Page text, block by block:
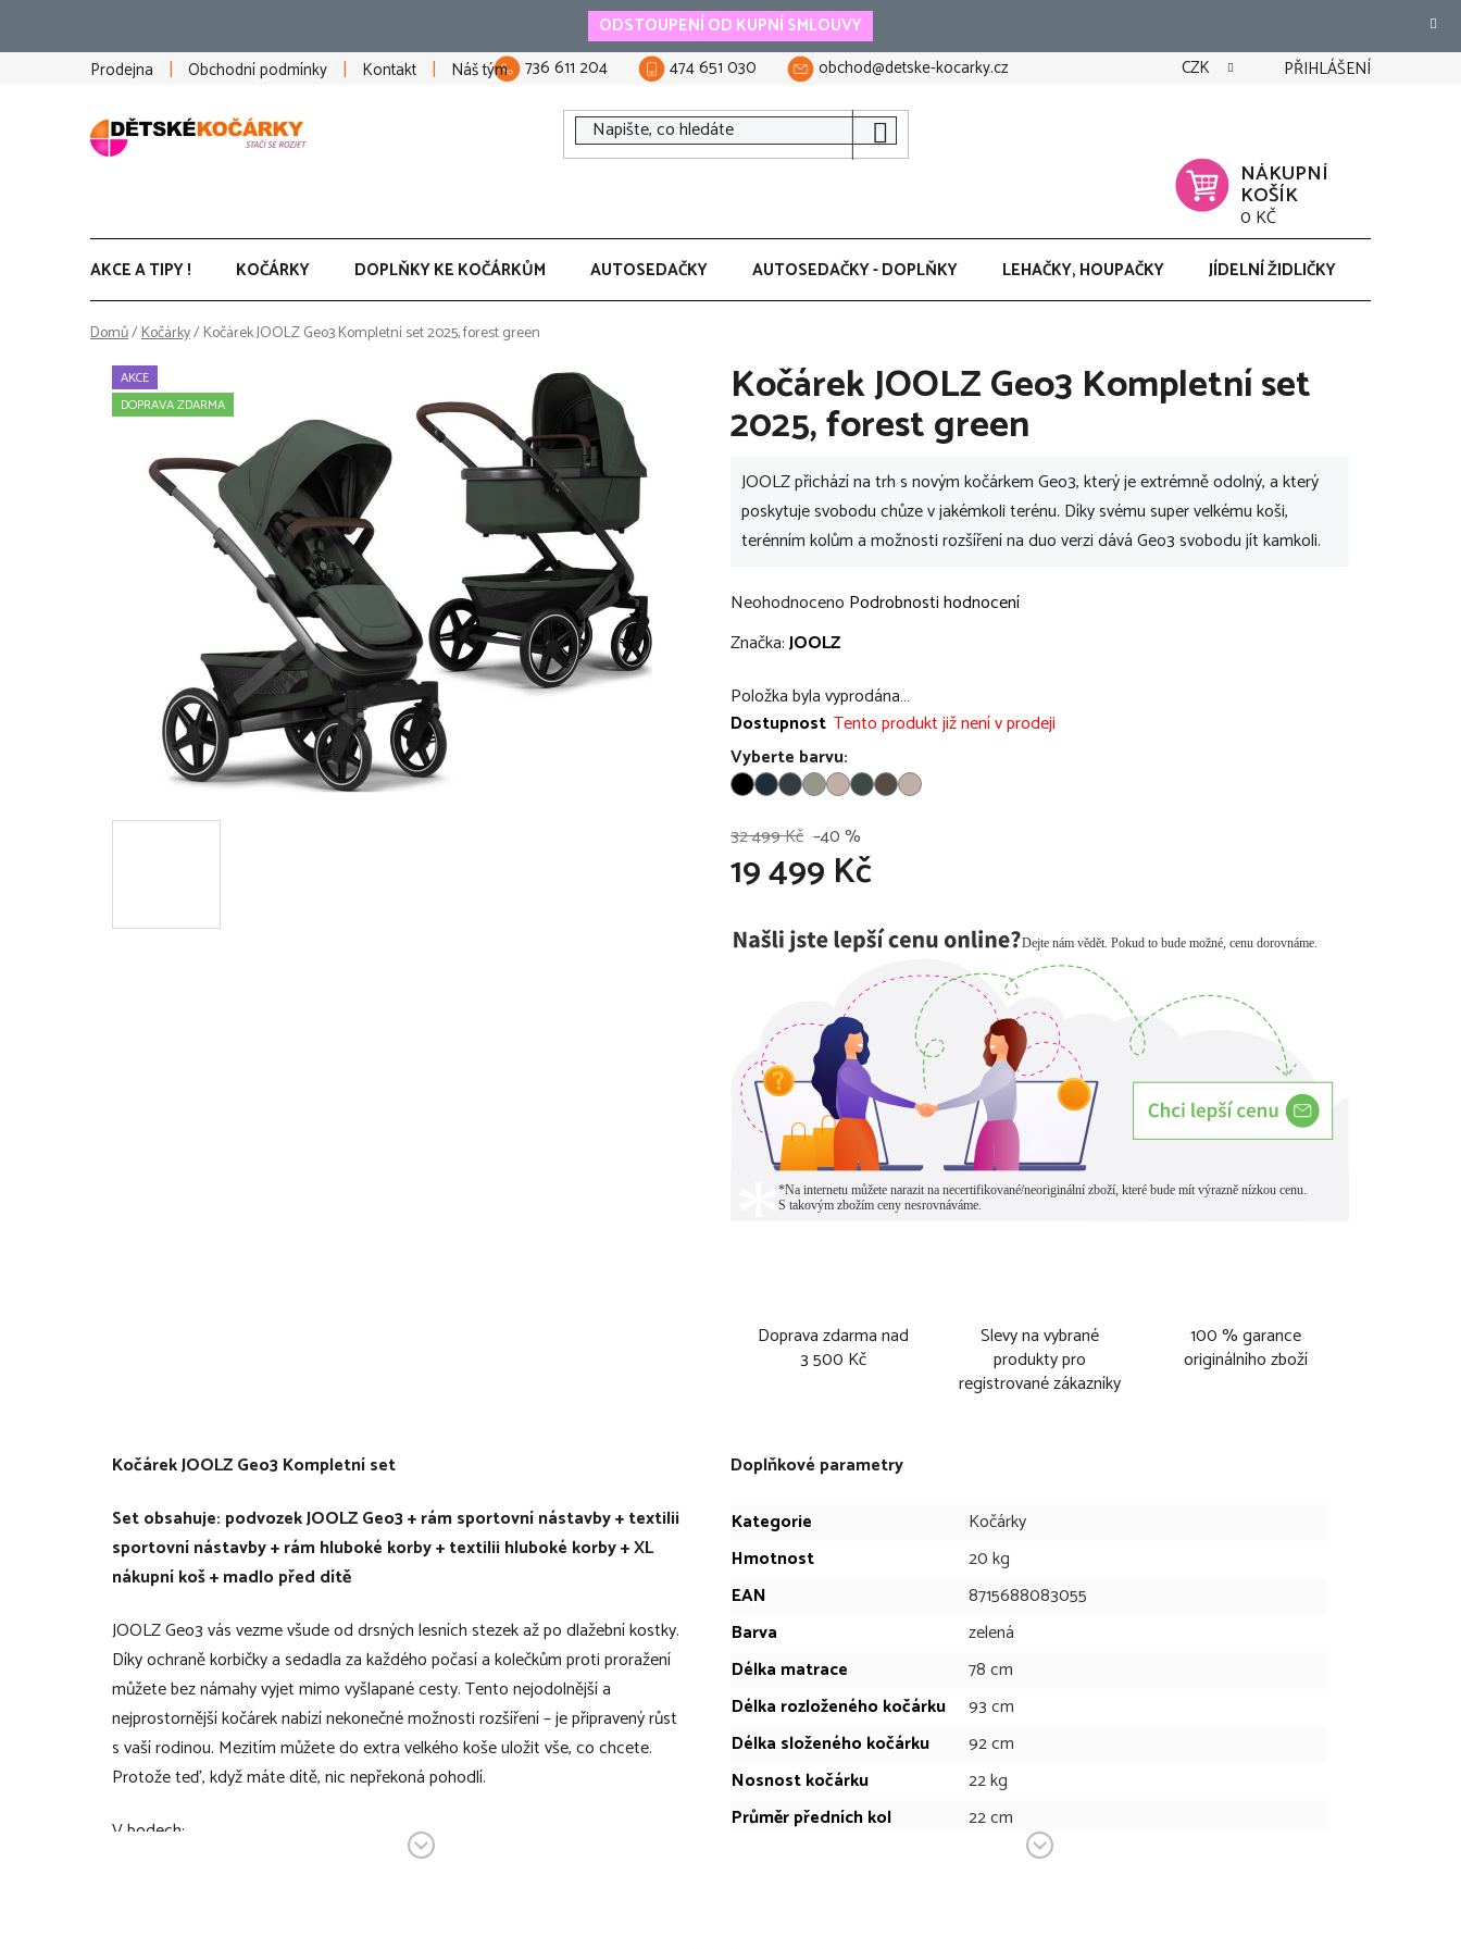
obsah
ODSTOUPENÍ OD KUPNÍ SMLOUVY
Prodejna
Obchodní podmínky Kontakt Náš tým 736 611 204 474 651 030 obchod@detske-kocarky.cz CZK PŘIHLÁŠENÍ
NÁKUPNÍ
KOŠÍK
0 KČ
AKCE A TIPY ! KOČÁRKY DOPLŇKY KE KOČÁRKŮM AUTOSEDAČKY AUTOSEDAČKY - DOPLŇKY LEHAČKY, HOUPAČKY JÍDELNÍ ŽIDLIČKY
Domů/Kočárky/Kočárek JOOLZ Geo3 Kompletní set 2025, forest green
Kočárek JOOLZ Geo3 Kompletní set
2025, forest green
JOOLZ přichází na trh s novým kočárkem Geo3, který je extrémně odolný, a který
poskytuje svobodu chůze v jakémkoli terénu. Díky svému super velkému koši,
terénním kolům a možnosti rozšíření na duo verzi dává Geo3 svobodu jít kamkoli.
Průměrné
hodnocení
je
0,0
z
5
Neohodnoceno Podrobnosti hodnocení
Značka:JOOLZ
Položka byla vyprodána…
Dostupnost Tento produkt již není v prodeji
Vyberte barvu:
32 499 Kč –40 %
19 499 Kč
Doprava zdarma nad
3 500 Kč
Slevy na vybrané
produkty pro
registrované zákazníky
100 % garance
originálního zboží
AKCE
DOPRAVA ZDARMA
Kočárek JOOLZ Geo3 Kompletní set
Set obsahuje: podvozek JOOLZ Geo3 + rám sportovní nástavby + textilii
sportovní nástavby + rám hluboké korby + textilii hluboké korby + XL
nákupní koš + madlo před dítě
JOOLZ Geo3 vás vezme všude od drsných lesních stezek až po dlažební kostky.
Díky ochraně korbičky a sedadla za každého počasí a kolečkům proti proražení
můžete bez námahy vyjet mimo vyšlapané cesty. Tento nejodolnější a
nejprostornější kočárek nabízí nekonečné možnosti rozšíření – je připravený růst
s vaší rodinou. Mezitím můžete do extra velkého koše uložit vše, co chcete.
Protože teď, když máte dítě, nic nepřekoná pohodlí.
V bodech:
Doplňkové parametry
Kategorie
Kočárky
Hmotnost
20 kg
EAN
8715688083055
Barva
zelená
Délka matrace
78 cm
Délka rozloženého kočárku
93 cm
Délka složeného kočárku
92 cm
Nosnost kočárku
22 kg
Průměr předních kol
22 cm